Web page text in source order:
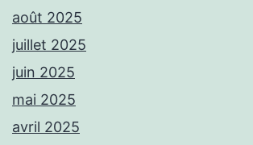
août 2025
juillet 2025
juin 2025
mai 2025
avril 2025